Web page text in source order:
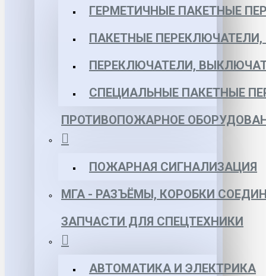
ГЕРМЕТИЧНЫЕ ПАКЕТНЫЕ
ПАКЕТНЫЕ
ПЕРЕКЛЮЧАТЕЛИ,
СПЕЦИАЛЬНЫЕ ПАКЕТНЫЕ
ПРОТИВОПОЖАРНОЕ
ПОЖАРНАЯ СИГНАЛИЗАЦИЯ
МГА - РАЗЪЁМЫ, КОРОБКИ
ЗАПЧАСТИ ДЛЯ СПЕЦТЕХНИКИ
АВТОМАТИКА И ЭЛЕКТРИКА